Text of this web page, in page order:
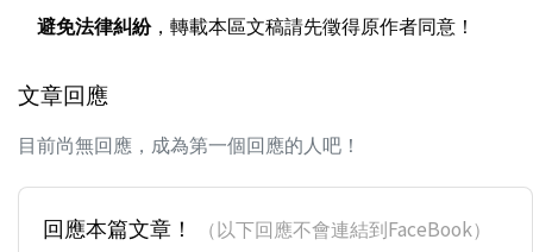
避免法律糾紛，轉載本區文稿請先徵得原作者同意！
文章回應
目前尚無回應，成為第一個回應的人吧！
回應本篇文章！
（以下回應不會連結到FaceBook）